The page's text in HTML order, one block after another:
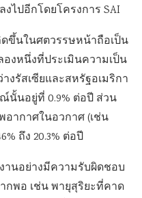
ไปอีกโดยโครงการ SAI
ขึ้นในศตวรรษหน้าถือเป็น
งหนึ่งที่ประเมินความเป็น
งรัสเซียและสหรัฐอเมริกา
นั้นอยู่ที่ 0.9% ต่อปี ส่วน
ากาศในอวกาศ (เช่น
ถึง 20.3% ต่อปี
านอย่างมีความรับผิดชอบ
กพอ เช่น พายุสุริยะที่คาด